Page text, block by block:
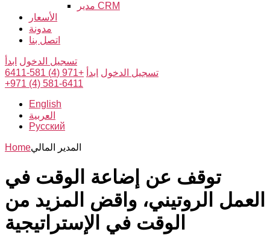
مدير CRM
الأسعار
مدونة
اتصل بنا
تسجيل الدخول ابدأ
تسجيل الدخول ابدأ +971 (4) 581-6411
+971 (4) 581-6411
English
العربية
Русский
Homeالمدير المالي
توقف عن إضاعة الوقت في
العمل الروتيني، واقض المزيد من
الوقت في الإستراتيجية